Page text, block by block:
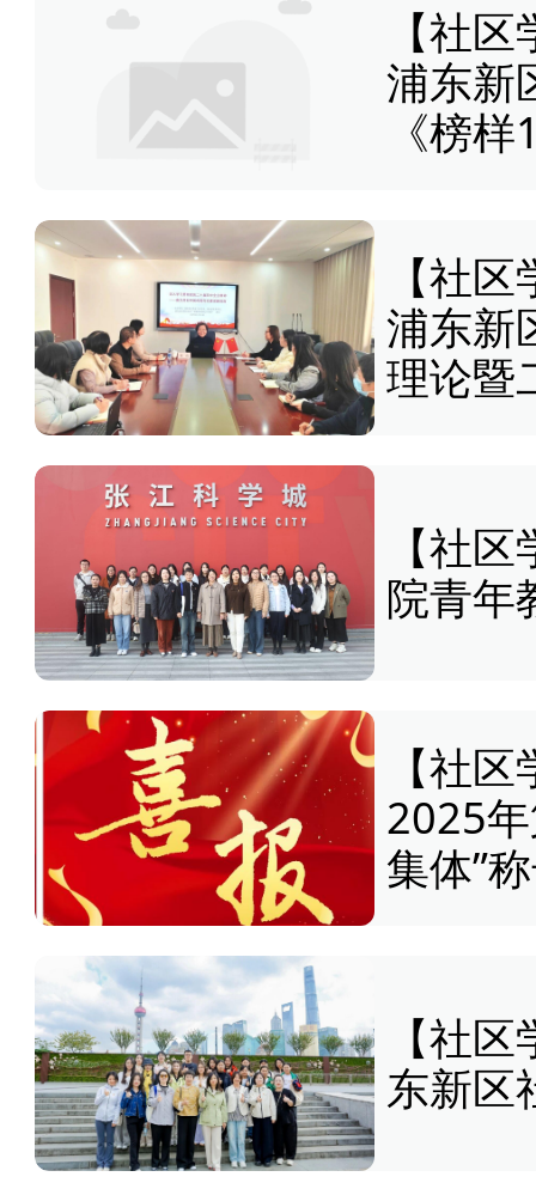
【社
浦东新
《榜
【社
浦东新
理论暨
【社
院青年
【社
2025
集体”
【社
东新区